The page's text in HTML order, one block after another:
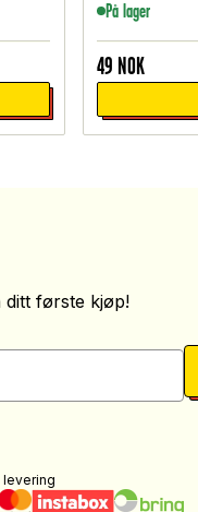
På lager
49 NOK
ditt første kjøp!
levering